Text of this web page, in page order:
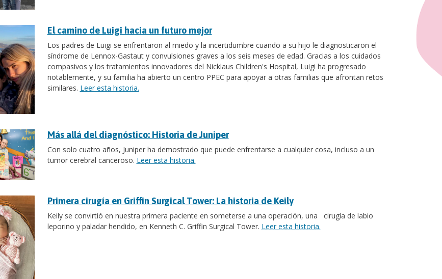
El camino de Luigi hacia un futuro mejor
Los padres de Luigi se enfrentaron al miedo y la incertidumbre cuando a su hijo le diagnosticaron el
síndrome de Lennox-Gastaut y convulsiones graves a los seis meses de edad. Gracias a los cuidados
compasivos y los tratamientos innovadores del Nicklaus Children's Hospital, Luigi ha progresado
notablemente, y su familia ha abierto un centro PPEC para apoyar a otras familias que afrontan retos
similares. Leer esta historia.
Más allá del diagnóstico: Historia de Juniper
Con solo cuatro años, Juniper ha demostrado que puede enfrentarse a cualquier cosa, incluso a un
tumor cerebral canceroso. Leer esta historia.
Primera cirugía en Griffin Surgical Tower: La historia de Keily
Keily se convirtió en nuestra primera paciente en someterse a una operación, una cirugía de labio
leporino y paladar hendido, en Kenneth C. Griffin Surgical Tower. Leer esta historia.